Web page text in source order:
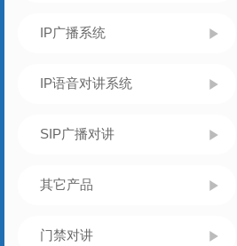
IP广播系统
IP语音对讲系统
SIP广播对讲
其它产品
门禁对讲